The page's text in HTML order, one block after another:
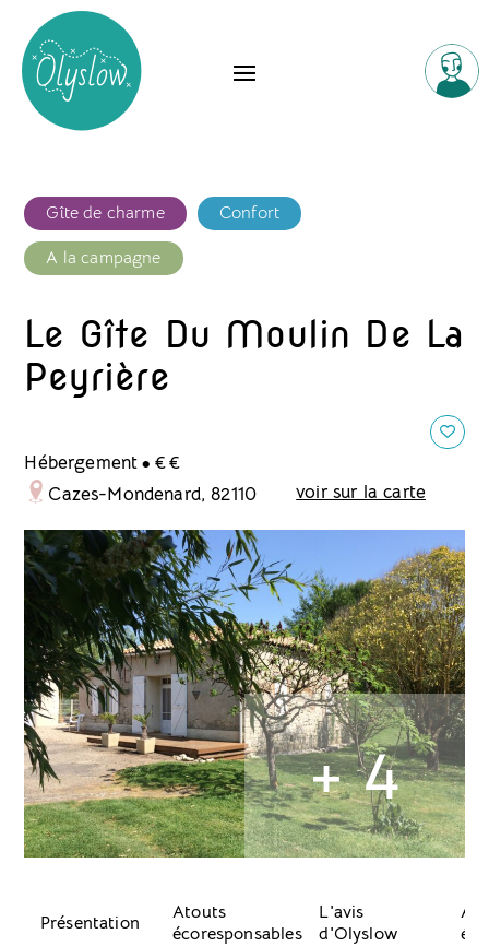
Gîte de charme Confort
A la campagne
Le Gîte Du Moulin De La
Peyrière
Hébergement. €€
Cazes-Mondenard, 82110
voir sur la carte
+ 4
Présentation
Atouts
écoresponsables
L'avis
d'Olyslow